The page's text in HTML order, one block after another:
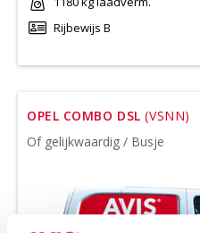
Rijbewijs B
OPEL COMBO DSL(VSNN)
Of gelijkwaardig / Busje